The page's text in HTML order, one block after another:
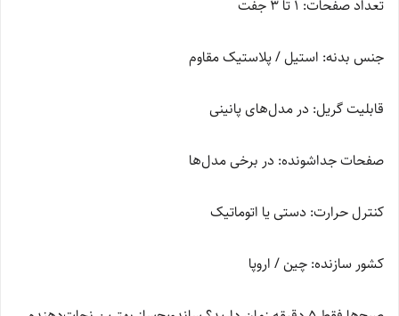
تعداد صفحات: 1 تا 3 جفت
جنس بدنه: استیل / پلاستیک مقاوم
قابلیت گریل: در مدل‌های پانینی
صفحات جداشونده: در برخی مدل‌ها
کنترل حرارت: دستی یا اتوماتیک
کشور سازنده: چین / اروپا